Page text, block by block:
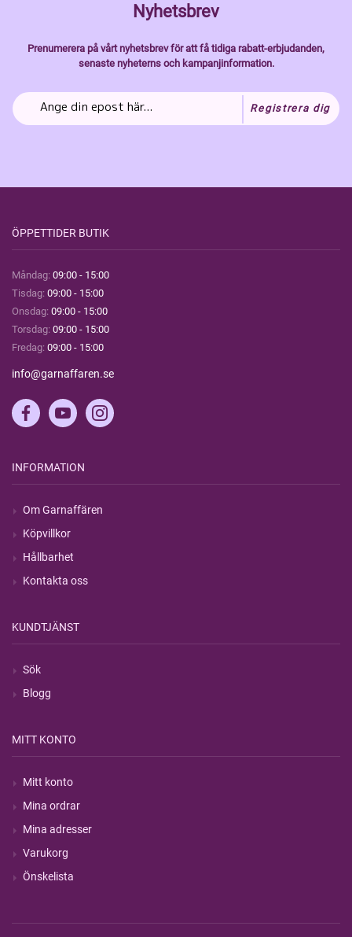
Nyhetsbrev
Prenumerera på vårt nyhetsbrev för att få tidiga rabatt-erbjudanden,
senaste nyheterns och kampanjinformation.
Registrera dig
ÖPPETTIDER BUTIK
Måndag: 09:00 - 15:00
Tisdag: 09:00 - 15:00
Onsdag: 09:00 - 15:00
Torsdag: 09:00 - 15:00
Fredag: 09:00 - 15:00
info@garnaffaren.se
INFORMATION
Om Garnaffären
Köpvillkor
Hållbarhet
Kontakta oss
KUNDTJÄNST
Sök
Blogg
MITT KONTO
Mitt konto
Mina ordrar
Mina adresser
Varukorg
Önskelista